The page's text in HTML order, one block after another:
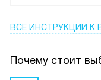
ВСЕ ИНСТРУКЦИИ К
Почему стоит